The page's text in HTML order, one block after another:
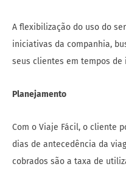
A flexibilização do uso do
iniciativas da companhia,
seus clientes em tempos de
Planejamento
Com o Viaje Fácil, o cliente
dias de antecedência da
cobrados são a taxa de